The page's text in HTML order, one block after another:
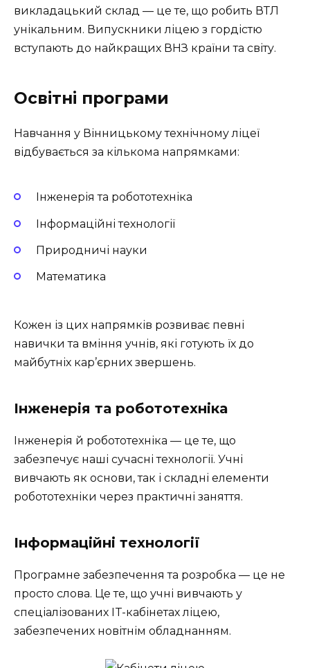
викладацький склад — це те, що робить ВТЛ
унікальним. Випускники ліцею з гордістю
вступають до найкращих ВНЗ країни та світу.
Освітні програми
Навчання у Вінницькому технічному ліцеї
відбувається за кількома напрямками:
Інженерія та робототехніка
Інформаційні технології
Природничі науки
Математика
Кожен із цих напрямків розвиває певні
навички та вміння учнів, які готують їх до
майбутніх кар’єрних звершень.
Інженерія та робототехніка
Інженерія й робототехніка — це те, що
забезпечує наші сучасні технології. Учні
вивчають як основи, так і складні елементи
робототехніки через практичні заняття.
Інформаційні технології
Програмне забезпечення та розробка — це не
просто слова. Це те, що учні вивчають у
спеціалізованих IT-кабінетах ліцею,
забезпечених новітнім обладнанням.